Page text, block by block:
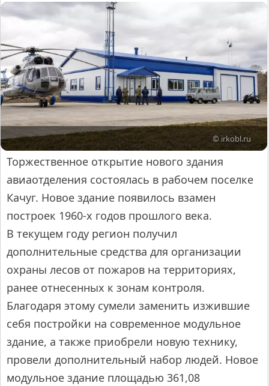
© irkobl.ru
Торжественное открытие нового здания
авиаотделения состоялась в рабочем поселке
Качуг. Новое здание появилось взамен
построек 1960-х годов прошлого века.
В текущем году регион получил
дополнительные средства для организации
охраны лесов от пожаров на территориях,
ранее отнесенных к зонам контроля.
Благодаря этому сумели заменить изжившие
себя постройки на современное модульное
здание, а также приобрели новую технику,
провели дополнительный набор людей. Новое
модульное здание площадью 361,08